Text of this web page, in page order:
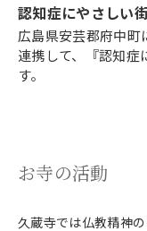
認知症にやさしい
広島県安芸郡府中町
連携して、『認知症
す。
お寺の活動
久蔵寺では仏教精神